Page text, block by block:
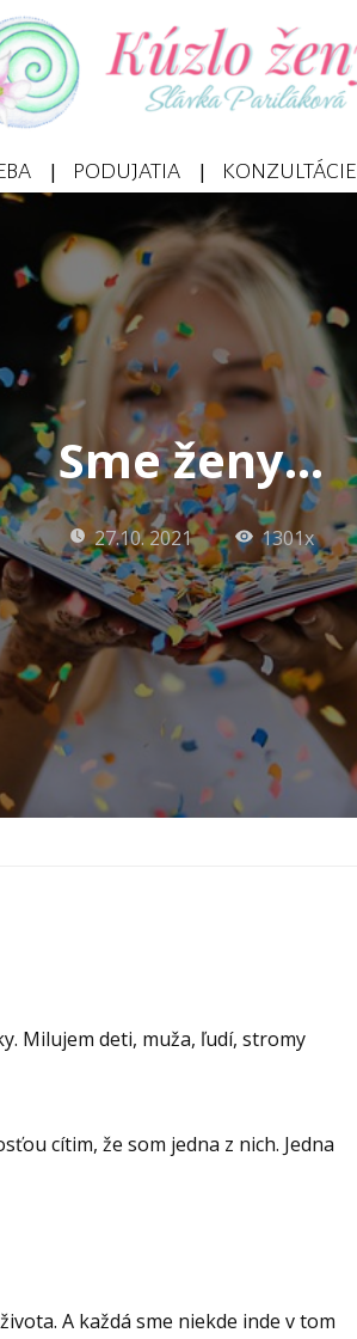
PODUJATIA KONZULTÁCIE
Sme ženy…
27.10. 2021 1301x
Milujem deti, muža, ľudí, stromy
cítim, že som jedna z nich. Jedna
A každá sme niekde inde v tom